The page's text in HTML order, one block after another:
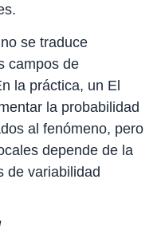
se traduce
campos de
la práctica, un El
la probabilidad
al fenómeno, pero
depende de la
de variabilidad